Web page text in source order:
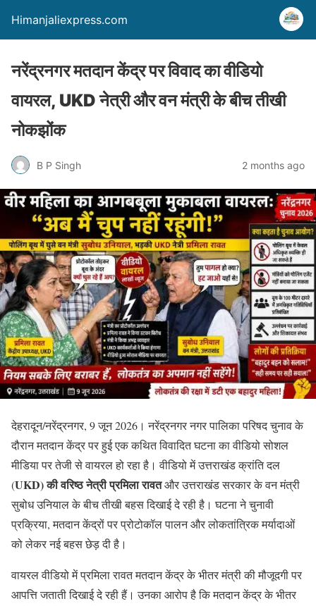
Himanjaliexpress.com
नरेंद्रनगर मतदान केंद्र पर विवाद का वीडियो
वायरल, UKD नेत्री और वन मंत्री के बीच तीखी
नोकझोंक
B P Singh 2 months ago
देहरादून/नरेंद्रनगर, 9 जून 2026। नरेंद्रनगर नगर पालिका परिषद चुनाव के
दौरान मतदान केंद्र पर हुई एक कथित विवादित घटना का वीडियो सोशल
मीडिया पर तेजी से वायरल हो रहा है। वीडियो में उत्तराखंड क्रांति दल
(UKD) की वरिष्ठ नेत्री प्रमिला रावतऔर उत्तराखंड सरकार के वन मंत्री
सुबोध उनियाल के बीच तीखी बहस दिखाई दे रही है। घटना ने चुनावी
प्रक्रिया, मतदान केंद्रों पर प्रोटोकॉल पालन और लोकतांत्रिक मर्यादाओं
को लेकर नई बहस छेड़ दी है।
वायरल वीडियो में प्रमिला रावत मतदान केंद्र के भीतर मंत्री की मौजूदगी पर
आपत्ति जताती दिखाई दे रही हैं। उनका आरोप है कि मतदान केंद्र के भीतर